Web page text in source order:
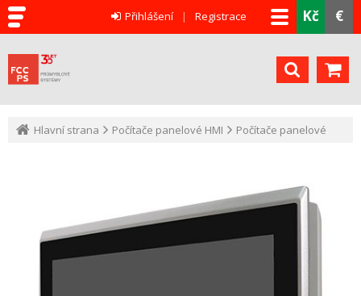
Kč €
Přihlášení Registrace
Hlavní strana Počítače panelové HMI Počítače panelové